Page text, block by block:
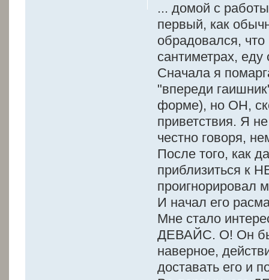
... домой с
первый, как
обрадовался,
сантиметрах,
Сначала я
"впереди
форме), но ОН,
приветствия. Я
честно говоря,
После того, как
приблизиться к
проигнорировал
И начал его
Мне стало
ДЕВАЙС. О! Он
наверное,
доставать его и